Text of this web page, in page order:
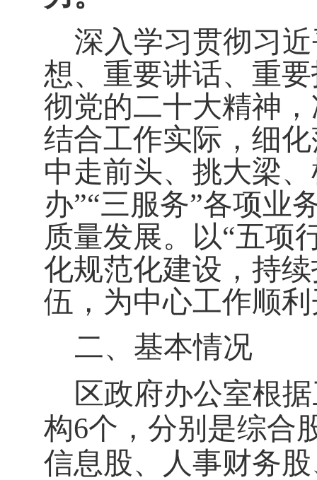
深入学习贯彻习
想、 重要讲话、重
彻党的二十大精神
结合工作实际，细
中走前头、挑大梁
办”“三服务”各项业
质量发展。以“五项
化规范化建设，持
伍，为中心工作顺
二、基本情况
区政府办公室根
构6个，分别是综合
信息股、人事财务股